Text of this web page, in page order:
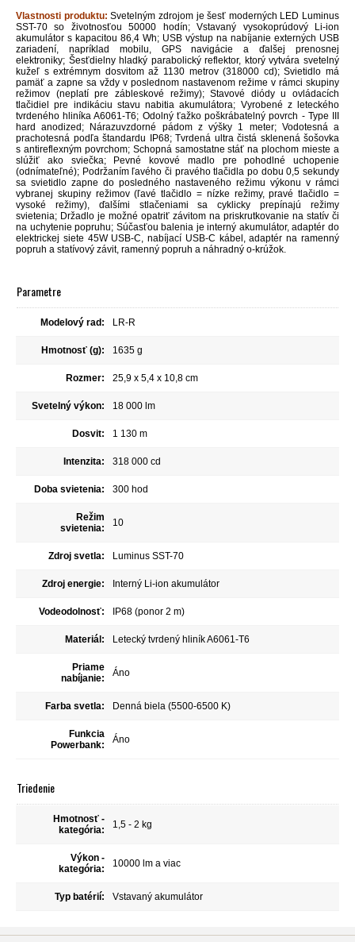
Vlastnosti produktu: Svetelným zdrojom je šesť moderných LED Luminus
SST-70 so životnosťou 50000 hodín; Vstavaný vysokoprúdový Li-ion
akumulátor s kapacitou 86,4 Wh; USB výstup na nabíjanie externých USB
zariadení, napríklad mobilu, GPS navigácie a ďalšej prenosnej
elektroniky; Šesťdielny hladký parabolický reflektor, ktorý vytvára svetelný
kužeľ s extrémnym dosvitom až 1130 metrov(318000 cd);Svietidlo má
pamäť a zapne sa vždy v poslednom nastavenom režime v rámci skupiny
režimov (neplatí pre zábleskové režimy); Stavové diódy u ovládacích
tlačidiel pre indikáciu stavu nabitia akumulátora; Vyrobené z leteckého
tvrdeného hliníka A6061-T6; Odolný ťažko poškrábatelný povrch - Type III
hard anodized; Nárazuvzdorné pádom z výšky 1 meter; Vodotesná a
prachotesná podľa štandardu IP68; Tvrdená ultra čistá sklenená šošovka
s antireflexným povrchom; Schopná samostatne stáť na plochom mieste a
slúžiť ako sviečka; Pevné kovové madlo pre pohodlné uchopenie
(odnímateľné); Podržaním ľavého či pravého tlačidla po dobu 0,5 sekundy
sa svietidlo zapne do posledného nastaveného režimu výkonu v rámci
vybranej skupiny režimov (ľavé tlačidlo = nízke režimy, pravé tlačidlo =
vysoké režimy), ďalšími stlačeniami sa cyklicky prepínajú režimy
svietenia; Držadlo je možné opatriť závitom na priskrutkovanie na statív či
na uchytenie popruhu; Súčasťou balenia je interný akumulátor, adaptér do
elektrickej siete 45W USB-C, nabíjací USB-C kábel, adaptér na ramenný
popruh a statívový závit, ramenný popruh a náhradný o-krúžok.
Parametre
Modelový rad: LR-R
Hmotnosť (g): 1635 g
Rozmer: 25,9 x 5,4 x 10,8 cm
Svetelný výkon: 18 000 lm
Dosvit: 1 130 m
Intenzita: 318 000 cd
Doba svietenia: 300 hod
Režim
svietenia:
10
Zdroj svetla: Luminus SST-70
Zdroj energie: Interný Li-ion akumulátor
Vodeodolnosť: IP68 (ponor 2 m)
Materiál: Letecký tvrdený hliník A6061-T6
Priame
nabíjanie:
Áno
Farba svetla: Denná biela (5500-6500 K)
Funkcia
Powerbank:
Áno
Triedenie
Hmotnosť -
kategória:
1,5 - 2 kg
Výkon -
kategória:
10000 lm a viac
Typ batérií: Vstavaný akumulátor